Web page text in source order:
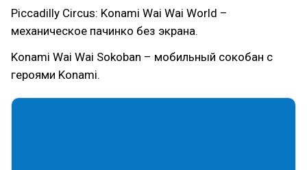
Piccadilly Circus: Konami Wai Wai World –
механическое пачинко без экрана.
Konami Wai Wai Sokoban – мобильный сокобан с
героями Konami.